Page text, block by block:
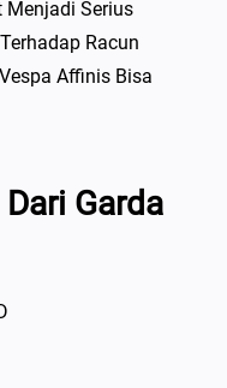
Menjadi Serius
Racun
Affinis Bisa
Garda